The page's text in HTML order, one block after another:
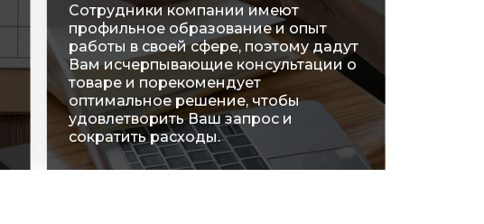
Сотрудники компании имеют
профильное образование и опыт
работы в своей сфере, поэтому дадут
Вам исчерпывающие консультации о
товаре и порекомендует
оптимальное решение, чтобы
удовлетворить Ваш запрос и
сократить расходы.